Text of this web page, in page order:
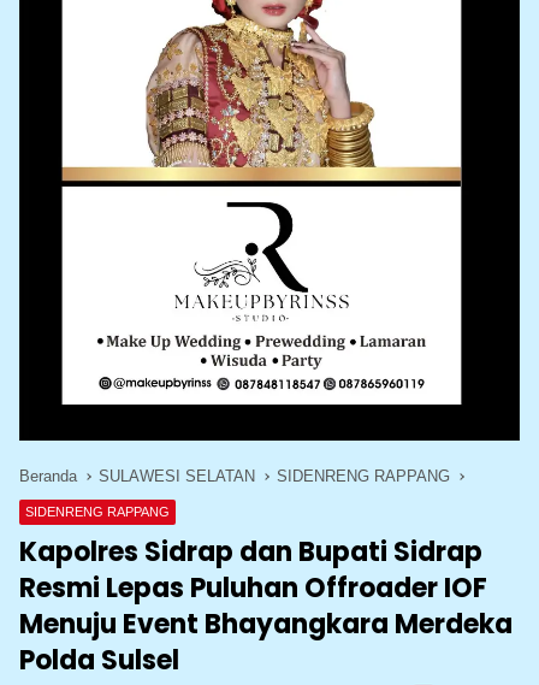
Beranda SULAWESI SELATAN SIDENRENG RAPPANG
SIDENRENG RAPPANG
Kapolres Sidrap dan Bupati Sidrap
Resmi Lepas Puluhan Offroader IOF
Menuju Event Bhayangkara Merdeka
Polda Sulsel